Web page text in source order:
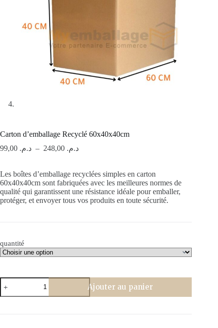
Carton d’emballage Recyclé 60x40x40cm
د.م. – د.م.
د.م. 99,00
à
د.م. 248,00
Les boîtes d’emballage recyclées simples en carton
60x40x40cm sont fabriquées avec les meilleures normes de
qualité qui garantissent une résistance idéale pour emballer,
protéger, et envoyer tous vos produits en toute sécurité.
quantité
quantité
de
Carton
Ajouter au panier